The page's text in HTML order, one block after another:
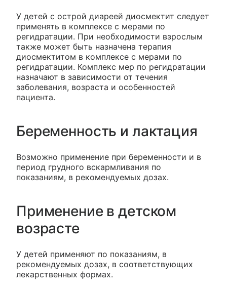
У детей с острой диареей диосмектит следует
применять в комплексе с мерами по
регидратации. При необходимости взрослым
также может быть назначена терапия
диосмектитом в комплексе с мерами по
регидратации. Комплекс мер по регидратации
назначают в зависимости от течения
заболевания, возраста и особенностей
пациента.
Беременность и лактация
Возможно применение при беременности и в
период грудного вскармливания по
показаниям, в рекомендуемых дозах.
Применение в детском
возрасте
У детей применяют по показаниям, в
рекомендуемых дозах, в соответствующих
лекарственных формах.